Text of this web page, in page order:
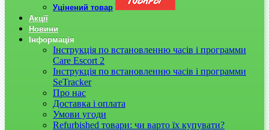
Уцінений товар
Акції
Новини
Інформація
Інструкція по встановленню часів і программи
Care Escort 2
Інструкція по встановленню часів і программи
SeTracker
Про нас
Доставка і оплата
Умови угоди
Refurbished товари: чи варто їх купувати?